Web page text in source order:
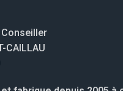
Conseiller
CAILLAU